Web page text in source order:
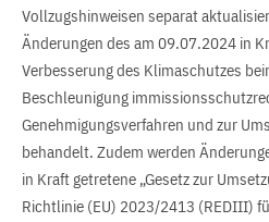
Vollzugshinweisen separat
Änderungen des am 09.07.2024 in
Verbesserung des Klimaschutzes
Beschleunigung
Genehmigungsverfahren und zur
behandelt. Zudem werden
in Kraft getretene „Gesetz zur
Richtlinie (EU) 2023/2413 (REDIII)